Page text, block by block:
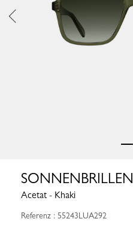
SONNENBRILLEN
Acetat - Khaki
Referenz : 55243LUA292